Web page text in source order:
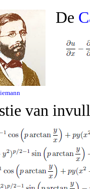
De
van